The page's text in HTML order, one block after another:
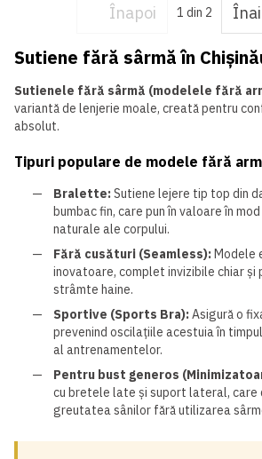
Înapoi 1 din 2
Sutiene fără sârmă în
Sutienele fără sârmă (modelele fără
variantă de lenjerie moale, creată pentru
absolut.
Tipuri populare de modele fără
Bralette:Sutiene lejere tip top din
bumbac fin, care pun în valoare în
naturale ale corpului.
Fără cusături (Seamless):Modele
inovatoare, complet invizibile chiar și
strâmte haine.
Sportive (Sports Bra):Asigură o
prevenind oscilațiile acestuia în
al antrenamentelor.
Pentru bust generos
cu bretele late și suport lateral, care
greutatea sânilor fără utilizarea